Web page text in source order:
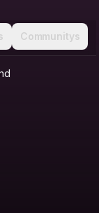
Communitys